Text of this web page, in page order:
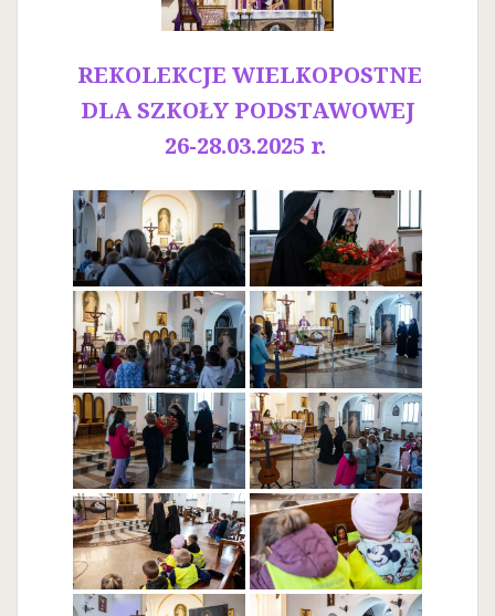
REKOLEKCJE WIELKOPOSTNE
DLA SZKOŁY PODSTAWOWEJ
26-28.03.2025 r.